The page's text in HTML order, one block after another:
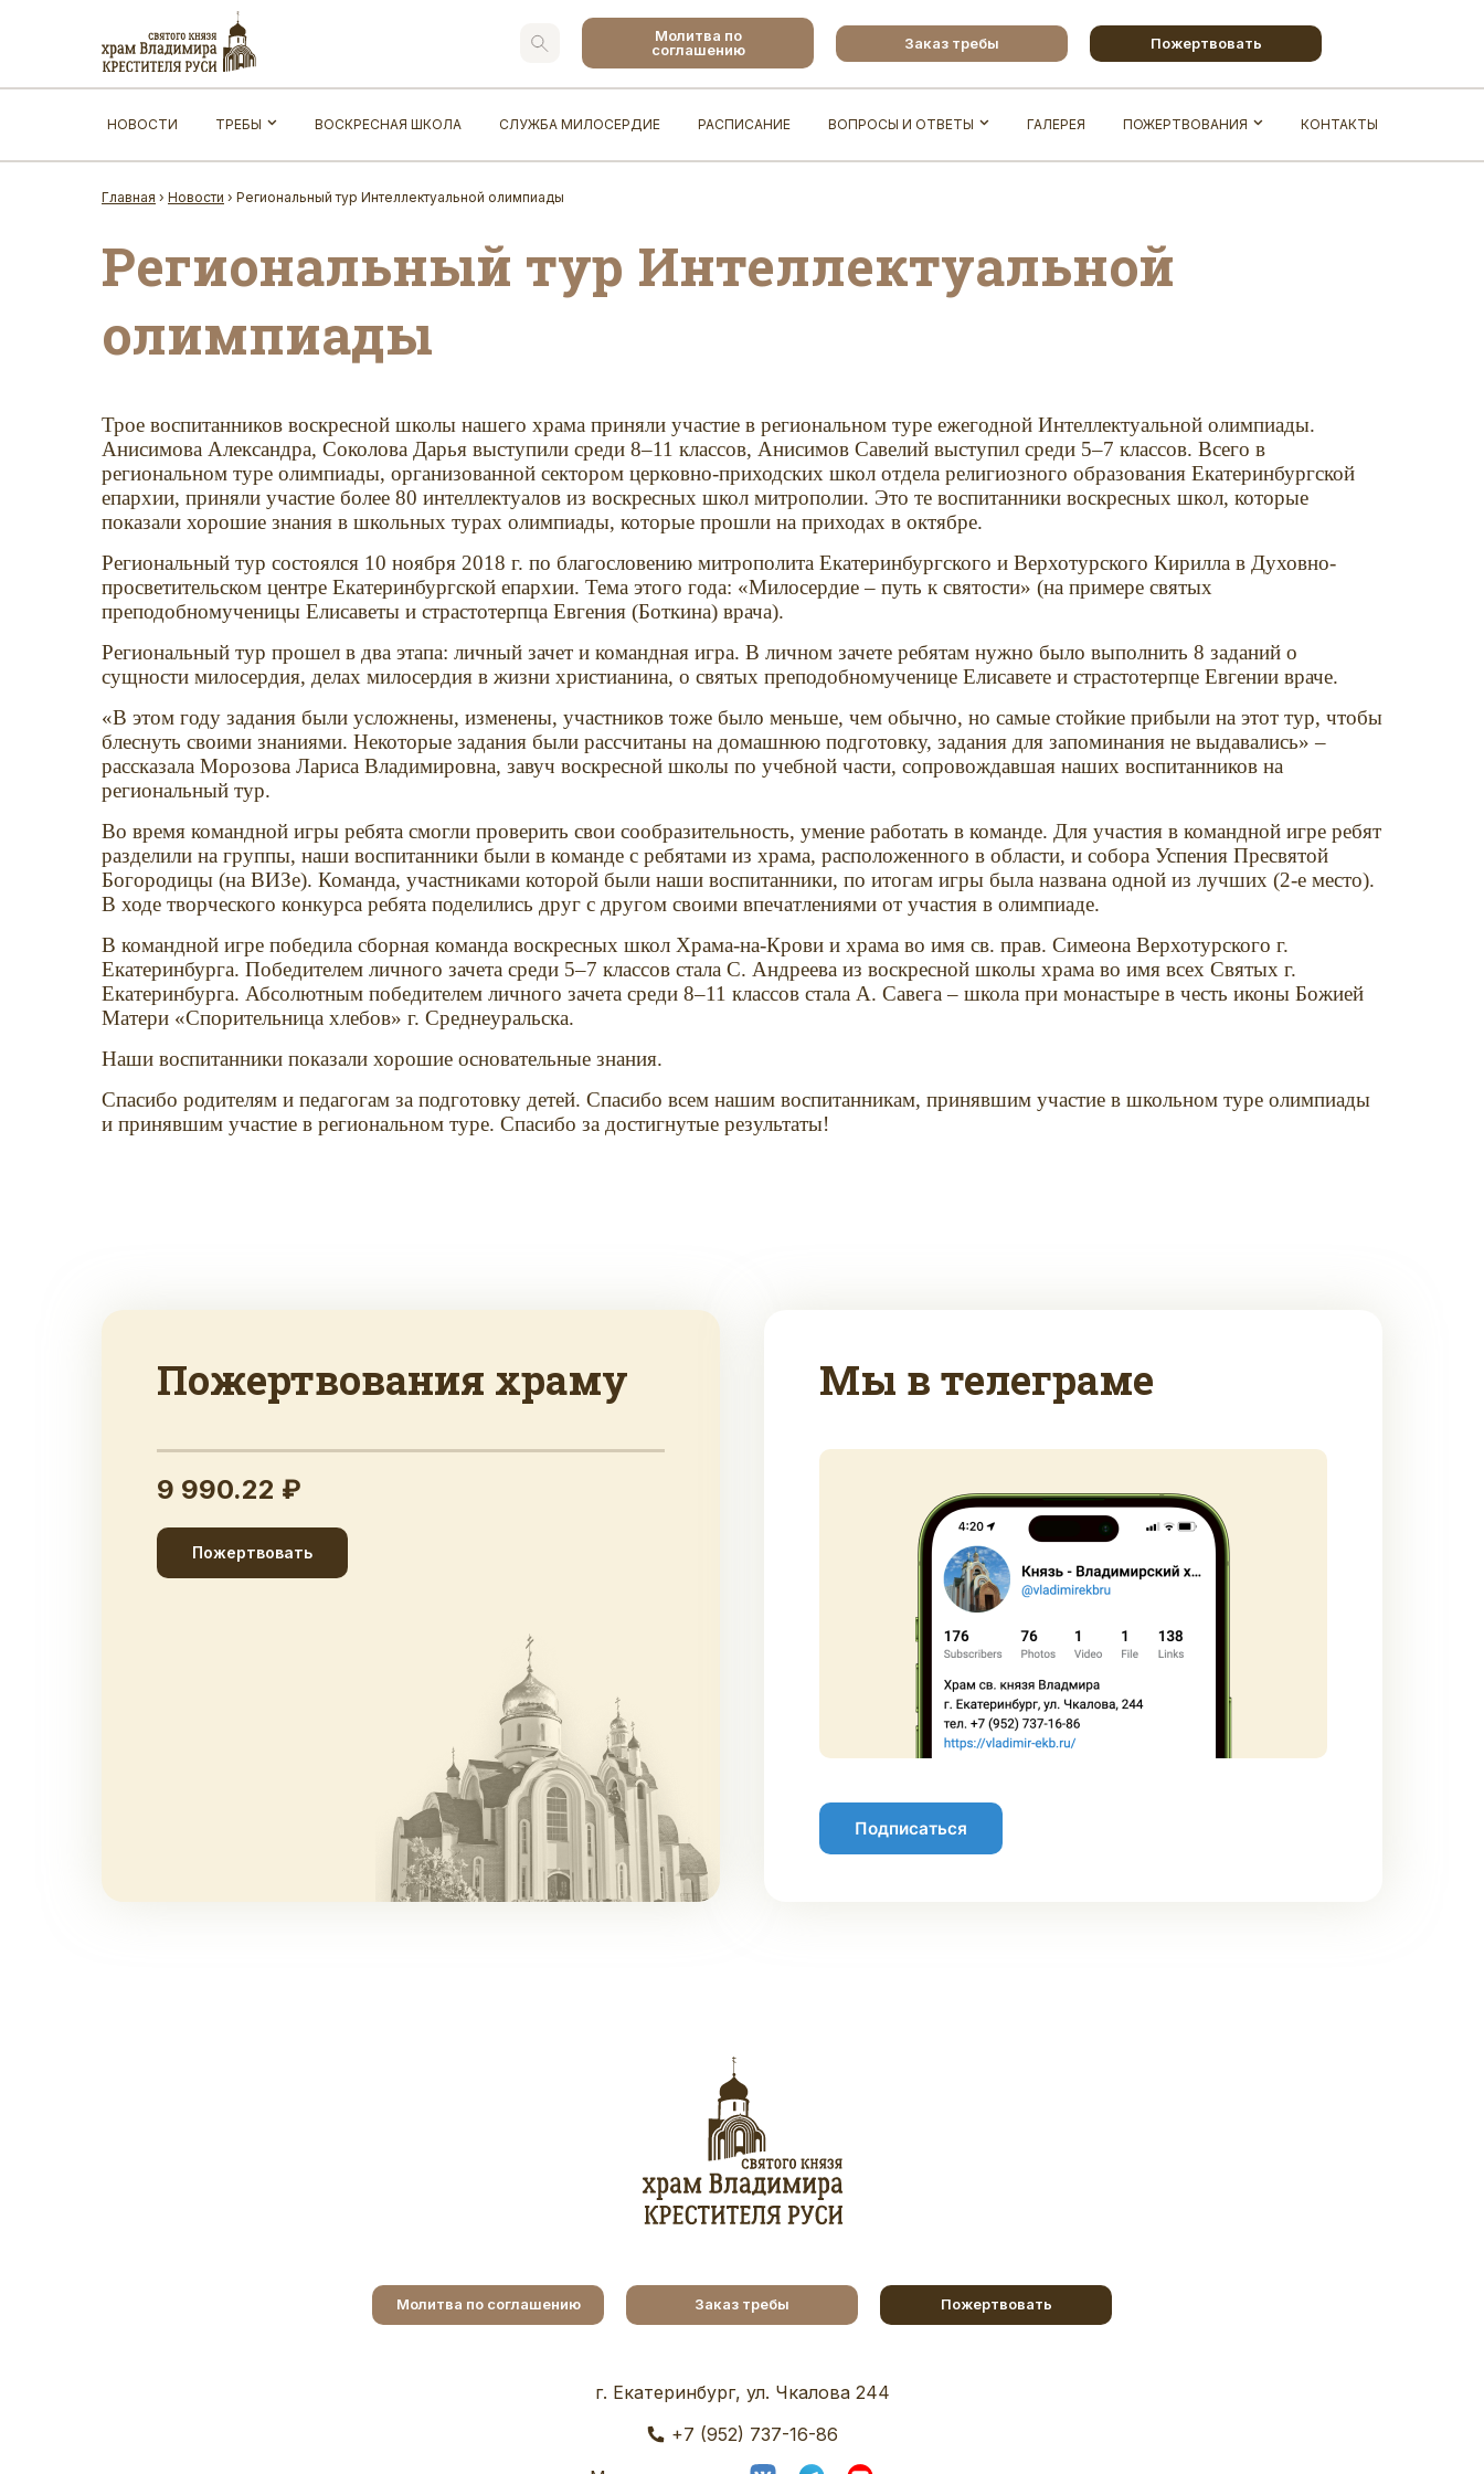
Молитва по
соглашению
Заказ требы Пожертвовать
НОВОСТИ ТРЕБЫ ВОСКРЕСНАЯ ШКОЛА СЛУЖБА МИЛОСЕРДИЕ РАСПИСАНИЕ ВОПРОСЫ И ОТВЕТЫ ГАЛЕРЕЯ ПОЖЕРТВОВАНИЯ КОНТАКТЫ
Главная › Новости › Региональный тур Интеллектуальной олимпиады
Региональный тур Интеллектуальной
олимпиады
Трое воспитанников воскресной школы нашего храма приняли участие в региональном туре ежегодной Интеллектуальной олимпиады.
Анисимова Александра, Соколова Дарья выступили среди 8–11 классов, Анисимов Савелий выступил среди 5–7 классов. Всего в
региональном туре олимпиады, организованной сектором церковно-приходских школ отдела религиозного образования Екатеринбургской
епархии, приняли участие более 80 интеллектуалов из воскресных школ митрополии. Это те воспитанники воскресных школ, которые
показали хорошие знания в школьных турах олимпиады, которые прошли на приходах в октябре.
Региональный тур состоялся 10 ноября 2018 г. по благословению митрополита Екатеринбургского и Верхотурского Кирилла в Духовно-
просветительском центре Екатеринбургской епархии. Тема этого года: «Милосердие – путь к святости» (на примере святых
преподобномученицы Елисаветы и страстотерпца Евгения (Боткина) врача).
Региональный тур прошел в два этапа: личный зачет и командная игра. В личном зачете ребятам нужно было выполнить 8 заданий о
сущности милосердия, делах милосердия в жизни христианина, о святых преподобномученице Елисавете и страстотерпце Евгении враче.
«В этом году задания были усложнены, изменены, участников тоже было меньше, чем обычно, но самые стойкие прибыли на этот тур, чтобы
блеснуть своими знаниями. Некоторые задания были рассчитаны на домашнюю подготовку, задания для запоминания не выдавались» –
рассказала Морозова Лариса Владимировна, завуч воскресной школы по учебной части, сопровождавшая наших воспитанников на
региональный тур.
Во время командной игры ребята смогли проверить свои сообразительность, умение работать в команде. Для участия в командной игре ребят
разделили на группы, наши воспитанники были в команде с ребятами из храма, расположенного в области, и собора Успения Пресвятой
Богородицы (на ВИЗе). Команда, участниками которой были наши воспитанники, по итогам игры была названа одной из лучших (2-е место).
В ходе творческого конкурса ребята поделились друг с другом своими впечатлениями от участия в олимпиаде.
В командной игре победила сборная команда воскресных школ Храма-на-Крови и храма во имя св. прав. Симеона Верхотурского г.
Екатеринбурга. Победителем личного зачета среди 5–7 классов стала С. Андреева из воскресной школы храма во имя всех Святых г.
Екатеринбурга. Абсолютным победителем личного зачета среди 8–11 классов стала А. Савега – школа при монастыре в честь иконы Божией
Матери «Спорительница хлебов» г. Среднеуральска.
Наши воспитанники показали хорошие основательные знания.
Спасибо родителям и педагогам за подготовку детей. Спасибо всем нашим воспитанникам, принявшим участие в школьном туре олимпиады
и принявшим участие в региональном туре. Спасибо за достигнутые результаты!
Пожертвования храму
9 990.22 ₽
Пожертвовать
Мы в телеграме
Подписаться
Молитва по соглашению Заказ требы Пожертвовать
г. Екатеринбург, ул. Чкалова 244
+7 (952) 737-16-86